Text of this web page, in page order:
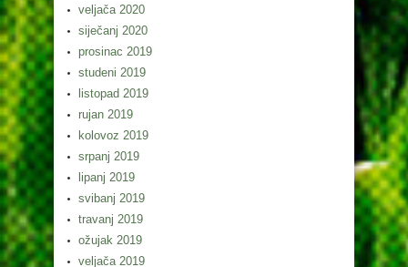
veljača 2020
siječanj 2020
prosinac 2019
studeni 2019
listopad 2019
rujan 2019
kolovoz 2019
srpanj 2019
lipanj 2019
svibanj 2019
travanj 2019
ožujak 2019
veljača 2019